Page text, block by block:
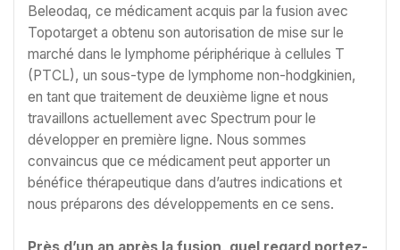
Beleodaq, ce médicament acquis par la fusion avec
Topotarget a obtenu son autorisation de mise sur le
marché dans le lymphome périphérique à cellules T
(PTCL), un sous-type de lymphome non-hodgkinien,
en tant que traitement de deuxième ligne et nous
travaillons actuellement avec Spectrum pour le
développer en première ligne. Nous sommes
convaincus que ce médicament peut apporter un
bénéfice thérapeutique dans d’autres indications et
nous préparons des développements en ce sens.
Près d’un an après la fusion, quel regard portez-